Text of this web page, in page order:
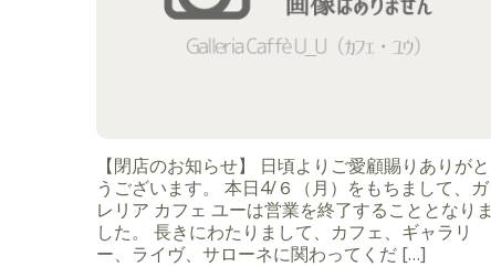
【閉店のお知らせ】 日頃よりご愛顧賜りありがと
うございます。 本日4/６（月）をもちまして、ガ
レリア カフェ ユーは営業を終了することとなりま
した。 長きにわたりまして、カフェ、ギャラリ
ー、ライヴ、サローネに関わってくだ […]